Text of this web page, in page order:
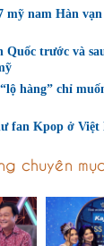
mỹ nam Hàn
Quốc trước và
hàng” chỉ
fan Kpop ở Việt
chuyên